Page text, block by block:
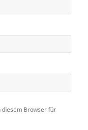
diesem Browser für